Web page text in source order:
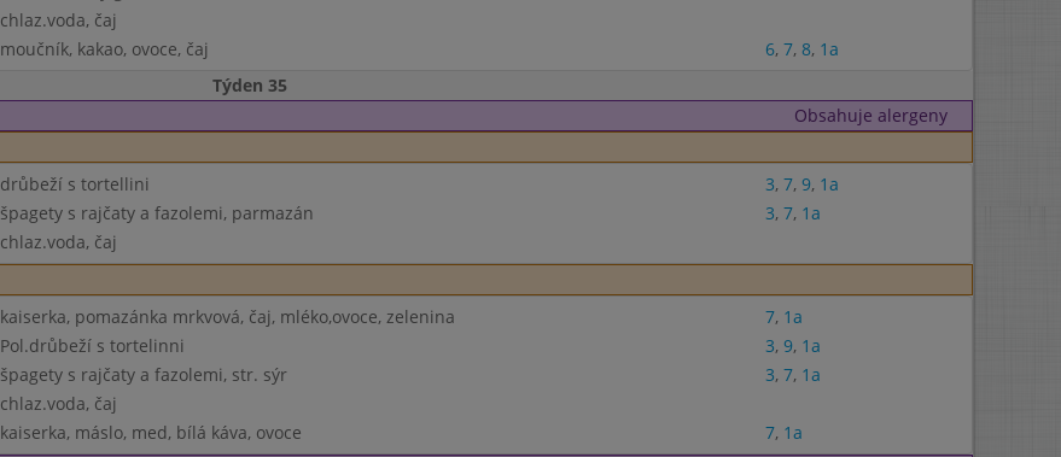
chlaz.voda, čaj
moučník, kakao, ovoce, čaj 6, 7, 8, 1a
Týden 35
Obsahuje alergeny
drůbeží s tortellini 3, 7, 9, 1a
špagety s rajčaty a fazolemi, parmazán 3, 7, 1a
chlaz.voda, čaj
kaiserka, pomazánka mrkvová, čaj, mléko,ovoce, zelenina 7, 1a
Pol.drůbeží s tortelinni 3, 9, 1a
špagety s rajčaty a fazolemi, str. sýr 3, 7, 1a
chlaz.voda, čaj
kaiserka, máslo, med, bílá káva, ovoce 7, 1a